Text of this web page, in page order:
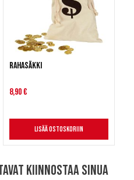
Rahasäkki
8,90 €
Lisää ostoskoriin
kiinnostaa sinua